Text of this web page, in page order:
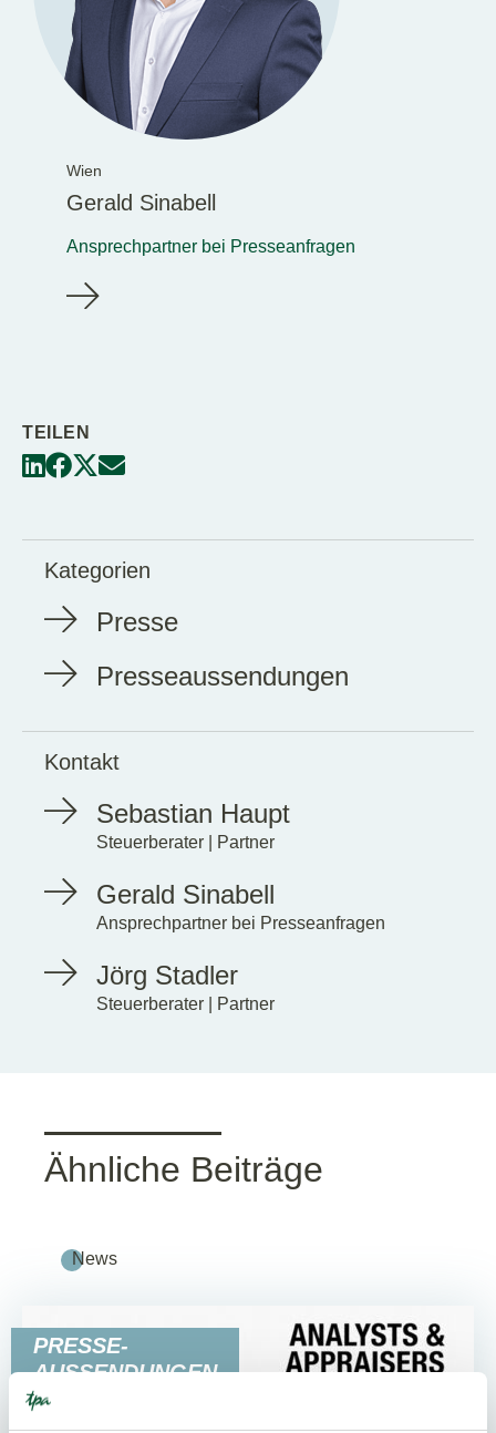
Wien
Gerald Sinabell
Ansprechpartner bei Presseanfragen
TEILEN
Kategorien
Presse
Presseaussendungen
Kontakt
Sebastian Haupt
Steuerberater | Partner
Gerald Sinabell
Ansprechpartner bei Presseanfragen
Jörg Stadler
Steuerberater | Partner
Ähnliche Beiträge
News
PRESSE-
AUSSENDUNGEN